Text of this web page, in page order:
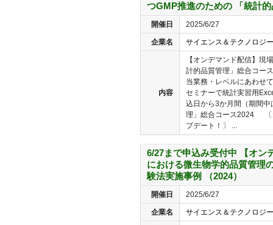
つGMP推進のための 「統計
開催日 2025/6/27
企業名 サイエンス＆テクノロジ
内容
【オンデマンド配信】現
計的品質管理」総合コー
当業務・レベルにあわせ
セミナーで統計実習用
込日から3か月間（期間
理」総合コース2024 〔
プデート！〕 ...
6/27まで申込み受付中 【オン
における微生物学的品質管理
験法実施事例 （2024）
開催日 2025/6/27
企業名 サイエンス＆テクノロジ